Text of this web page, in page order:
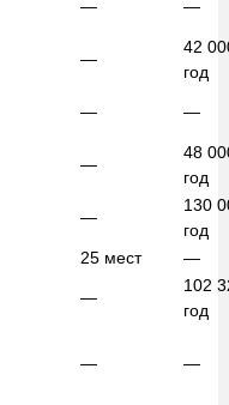
— —
—
42
год
— —
—
48
год
—
130
год
25 мест
—
—
102
год
— —